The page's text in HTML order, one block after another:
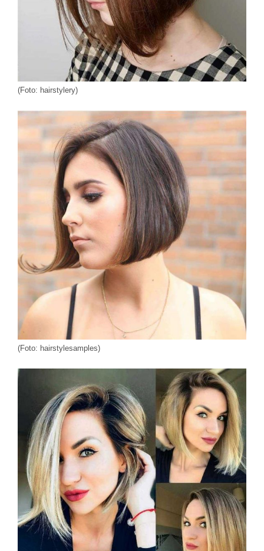
(Foto: hairstylery)
(Foto: hairstylesamples)